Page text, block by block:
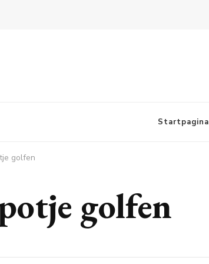
Startpagina
golfen
golfen